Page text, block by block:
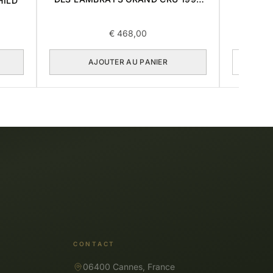
€ 468,00
AJOUTER AU PANIER
CONTACT
06400 Cannes, France